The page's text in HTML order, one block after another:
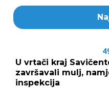
U vrtači kraj
završavali mulj,
inspekcija